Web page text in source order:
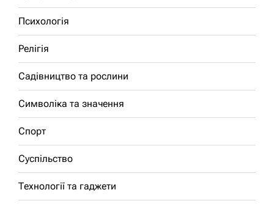
Психологія
Релігія
Садівництво та рослини
Символіка та значення
Спорт
Суспільство
Технології та гаджети